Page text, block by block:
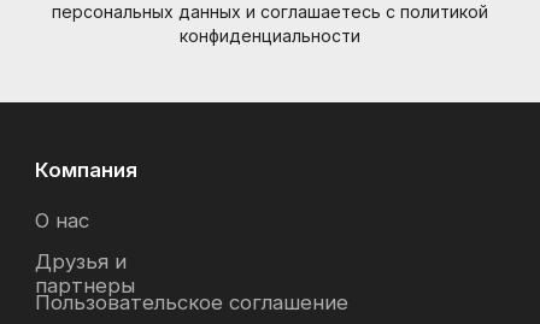
персональных данных и соглашаетесь c политикой
конфиденциальности